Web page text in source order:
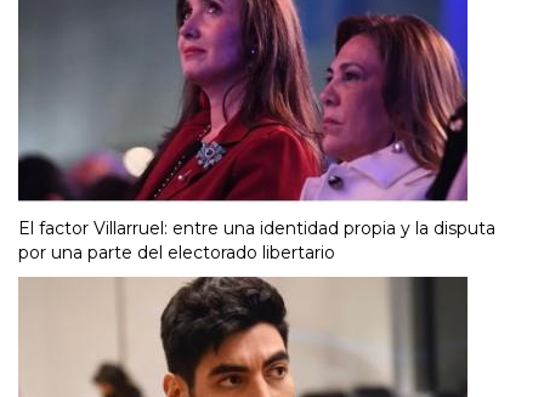
El factor Villarruel: entre una identidad propia y la disputa
por una parte del electorado libertario